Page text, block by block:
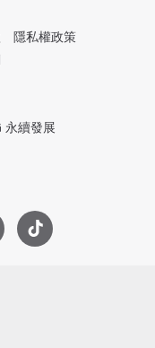
隱私權政策
永續發展